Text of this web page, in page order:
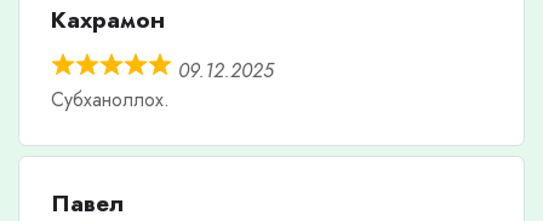
Кахрамон
09.12.2025
Субханоллох.
Павел